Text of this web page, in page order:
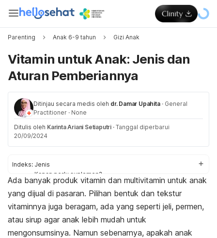
Parenting Anak 6-9 tahun Gizi Anak
Vitamin untuk Anak: Jenis dan
Aturan Pemberiannya
Ditinjau secara medis oleh dr. Damar Upahita · General
Practitioner · None
Ditulis oleh Karinta Ariani Setiaputri · Tanggal diperbarui
20/09/2024
Indeks: Jenis
Kapan perlu suplemen?
Tips
Ada banyak produk vitamin dan multivitamin untuk anak
yang dijual di pasaran. Pilihan bentuk dan tekstur
vitaminnya juga beragam, ada yang seperti jeli, permen,
atau sirup agar anak lebih mudah untuk
mengonsumsinya. Namun sebenarnya, apakah anak